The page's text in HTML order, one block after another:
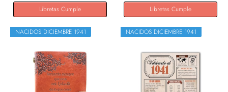
Libretas Cumple Libretas Cumple
NACIDOS DICIEMBRE 1941 NACIDOS DICIEMBRE 1941